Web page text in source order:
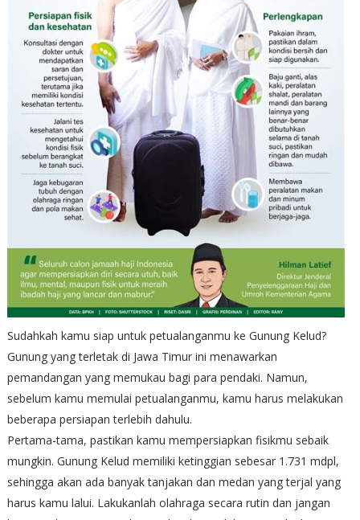
Sudahkah kamu siap untuk petualanganmu ke Gunung Kelud?
Gunung yang terletak di Jawa Timur ini menawarkan
pemandangan yang memukau bagi para pendaki. Namun,
sebelum kamu memulai petualanganmu, kamu harus melakukan
beberapa persiapan terlebih dahulu.
Pertama-tama, pastikan kamu mempersiapkan fisikmu sebaik
mungkin. Gunung Kelud memiliki ketinggian sebesar 1.731 mdpl,
sehingga akan ada banyak tanjakan dan medan yang terjal yang
harus kamu lalui. Lakukanlah olahraga secara rutin dan jangan